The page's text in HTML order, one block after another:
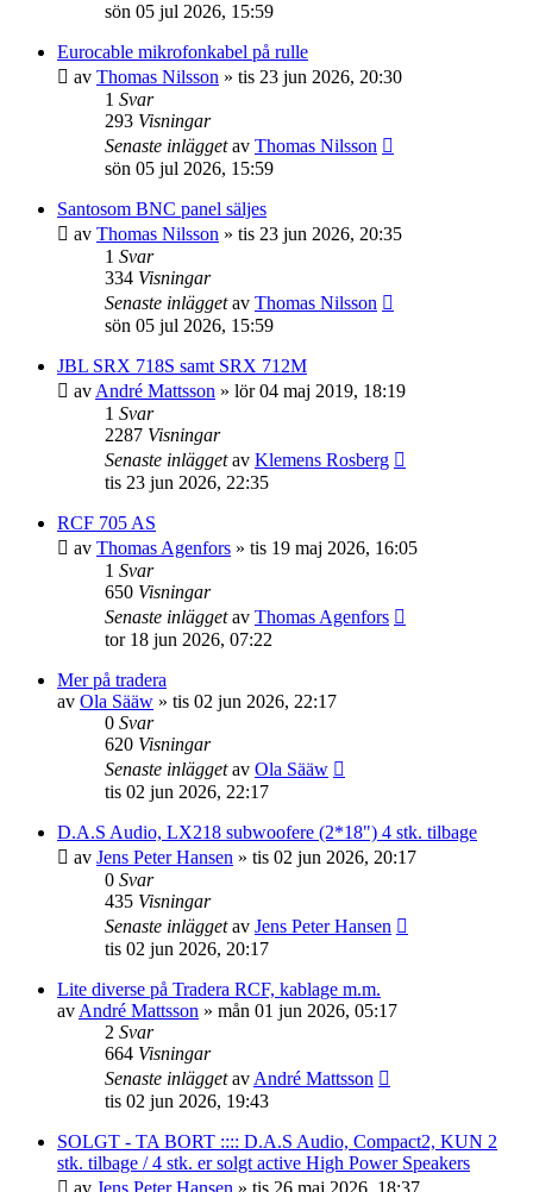
sön 05 jul 2026, 15:59
Eurocable mikrofonkabel på rulle
av Thomas Nilsson » tis 23 jun 2026, 20:30
1 Svar
293 Visningar
Senaste inläggetav Thomas Nilsson
sön 05 jul 2026, 15:59
Santosom BNC panel säljes
av Thomas Nilsson » tis 23 jun 2026, 20:35
1 Svar
334 Visningar
Senaste inläggetav Thomas Nilsson
sön 05 jul 2026, 15:59
JBL SRX 718S samt SRX 712M
av André Mattsson » lör 04 maj 2019, 18:19
1 Svar
2287 Visningar
Senaste inläggetav Klemens Rosberg
tis 23 jun 2026, 22:35
RCF 705 AS
av Thomas Agenfors » tis 19 maj 2026, 16:05
1 Svar
650 Visningar
Senaste inläggetav Thomas Agenfors
tor 18 jun 2026, 07:22
Mer på tradera
av Ola Sääw » tis 02 jun 2026, 22:17
0 Svar
620 Visningar
Senaste inläggetav Ola Sääw
tis 02 jun 2026, 22:17
D.A.S Audio, LX218 subwoofere (2*18") 4 stk. tilbage
av Jens Peter Hansen » tis 02 jun 2026, 20:17
0 Svar
435 Visningar
Senaste inläggetav Jens Peter Hansen
tis 02 jun 2026, 20:17
Lite diverse på Tradera RCF, kablage m.m.
av André Mattsson » mån 01 jun 2026, 05:17
2 Svar
664 Visningar
Senaste inläggetav André Mattsson
tis 02 jun 2026, 19:43
SOLGT - TA BORT :::: D.A.S Audio, Compact2, KUN 2
stk. tilbage / 4 stk. er solgt active High Power Speakers
av Jens Peter Hansen » tis 26 maj 2026, 18:37